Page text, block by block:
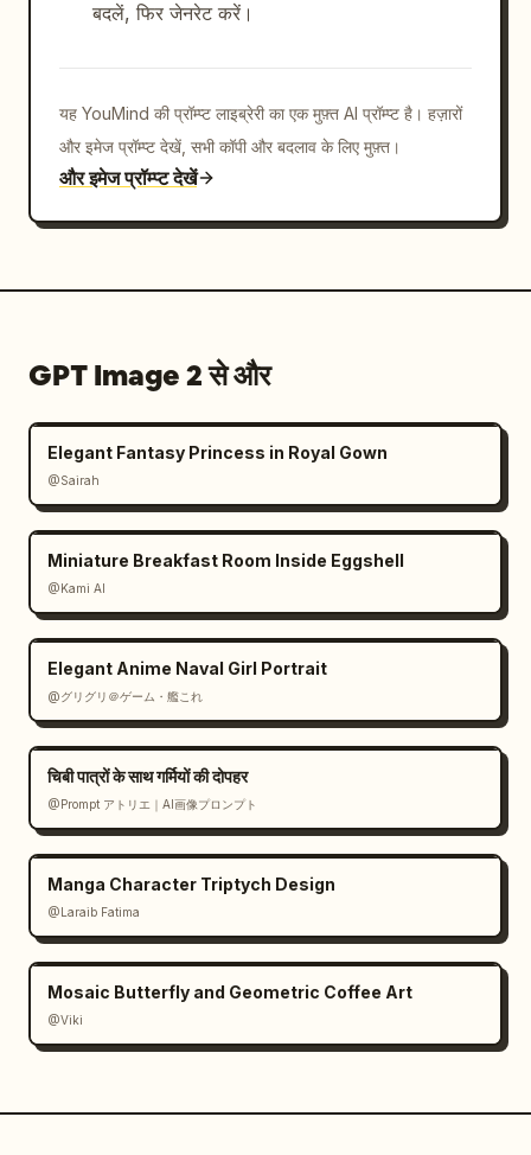
बदलें, फिर जेनरेट करें।
यह YouMind की प्रॉम्प्ट लाइब्रेरी का एक मुफ़्त AI प्रॉम्प्ट है। हज़ारों
और इमेज प्रॉम्प्ट देखें, सभी कॉपी और बदलाव के लिए मुफ़्त।
और इमेज प्रॉम्प्ट देखें
GPT Image 2 से और
Elegant Fantasy Princess in Royal Gown
@Sairah
Miniature Breakfast Room Inside Eggshell
@Kami AI
Elegant Anime Naval Girl Portrait
@グリグリ＠ゲーム・艦これ
चिबी पात्रों के साथ गर्मियों की दोपहर
@Prompt アトリエ｜AI画像プロンプト
Manga Character Triptych Design
@Laraib Fatima‎
Mosaic Butterfly and Geometric Coffee Art
@Viki